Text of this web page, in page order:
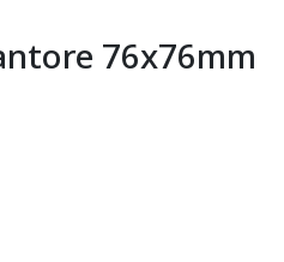
76x76mm